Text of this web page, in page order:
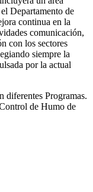
Departamento de
continua en la
comunicación,
con los sectores
siempre la
por la actual
diferentes Programas.
de Humo de